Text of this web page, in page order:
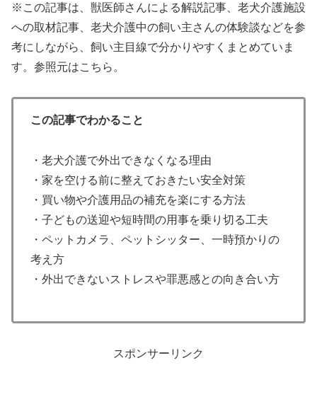
※この記事は、獣医師さんによる解説記事、老犬介護施設
への取材記事、老犬介護中の飼い主さんの体験談などを参
考にしながら、飼い主目線で分かりやすくまとめていま
す。参照元はこちら。
この記事でわかること
・老犬介護で外出できなくなる理由
・家を空ける前に整えておきたい安全対策
・買い物や介護用品の補充を楽にする方法
・子どもの送迎や短時間の用事を乗り切る工夫
・ペットカメラ、ペットシッター、一時預かりの
考え方
・外出できないストレスや罪悪感との向き合い方
スポンサーリンク